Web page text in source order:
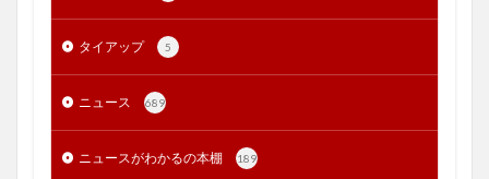
タイアップ 5
ニュース 689
ニュースがわかるの本棚 189